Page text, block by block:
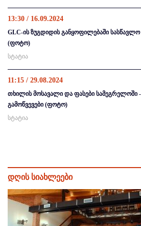
13:30 / 16.09.2024
GLC-ის ზუგდიდის განყოფილებაში
(ფოტო)
სტატია
11:15 / 29.08.2024
თხილის მოსავალი და ფასები
გამოწვევები (ფოტო)
სტატია
დღის სიახლეები